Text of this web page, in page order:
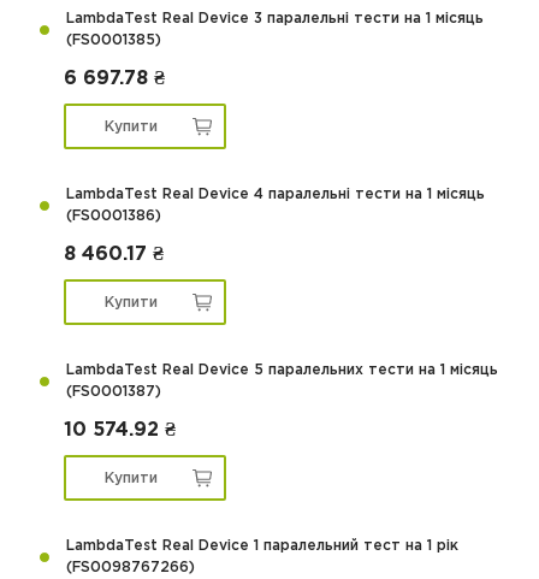
LambdaTest Real Device 3 паралельні тести на 1 місяць
(FS0001385)
6 697.78 ₴
Купити
LambdaTest Real Device 4 паралельні тести на 1 місяць
(FS0001386)
8 460.17 ₴
Купити
LambdaTest Real Device 5 паралельних тести на 1 місяць
(FS0001387)
10 574.92 ₴
Купити
LambdaTest Real Device 1 паралельний тест на 1 рік
(FS0098767266)